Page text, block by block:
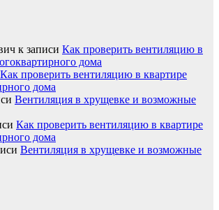
к записи Как проверить вентиляцию в
дома
Как проверить вентиляцию в квартире
дома
Вентиляция в хрущевке и возможные
Как проверить вентиляцию в квартире
дома
Вентиляция в хрущевке и возможные